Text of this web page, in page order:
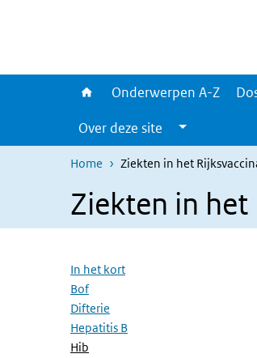
Onderwerpen A-Z
Over deze site
Home Ziekten in het
Ziekten in
Overslaan menu
In het kort
Bof
Difterie
Hepatitis B
Hib